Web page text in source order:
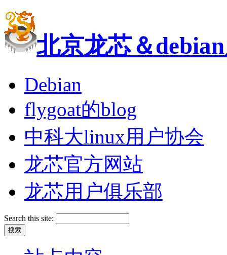
北京龙芯＆
Debian
flygoat的blog
中科大linux用户协会
龙芯官方网站
龙芯用户俱乐部
Search this site: